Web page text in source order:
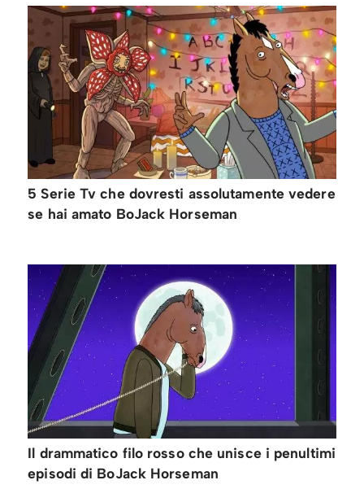
5 Serie Tv che dovresti assolutamente vedere
se hai amato BoJack Horseman
Il drammatico filo rosso che unisce i penultimi
episodi di BoJack Horseman